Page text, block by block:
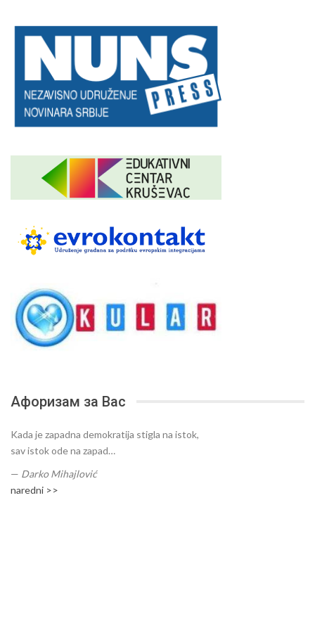
Афоризам за Вас
Kada je zapadna demokratija stigla na istok,
sav istok ode na zapad…
— Darko Mihajlović
naredni >>